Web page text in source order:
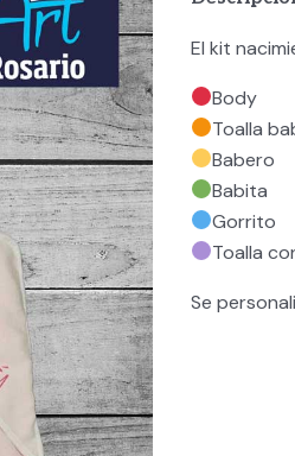
El kit
Body
Toalla
Babero
Babita
Gorrito
Toalla
Se